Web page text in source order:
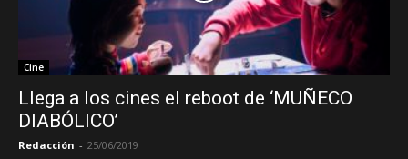
Cine
Llega a los cines el reboot de ‘MUÑECO
DIABÓLICO’
Redacción - 25/06/2019